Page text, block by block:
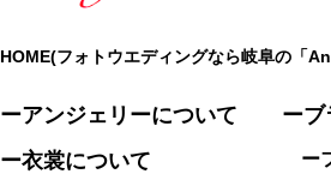
HOME(フォトウエディングなら岐阜の「
ーアンジェリーについて
ー衣裳について
ーブ
ー